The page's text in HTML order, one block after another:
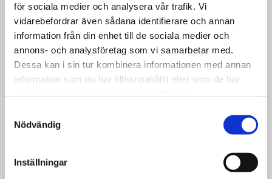
för sociala medier och analysera vår trafik. Vi
vidarebefordrar även sådana identifierare och annan
information från din enhet till de sociala medier och
annons- och analysföretag som vi samarbetar med.
Dessa kan i sin tur kombinera informationen med annan
information som du har tillhandahållit eller som de har
Nödvändig
Inställningar
NC28736
SEK 72,50
snoerreband-94cm-fra-norco-
SEK 58,00 Exkl. moms